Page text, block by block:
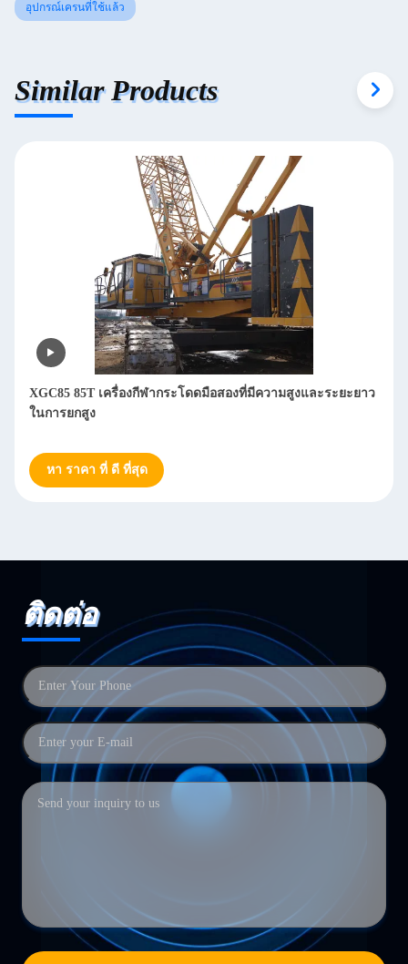
อุปกรณ์เครนที่ใช้แล้ว
Similar Products
XGC85 85T เครื่องกีฬากระโดดมือสองที่มีความสูงและระยะยาว
ในการยกสูง
หา ราคา ที่ ดี ที่สุด
ติดต่อ